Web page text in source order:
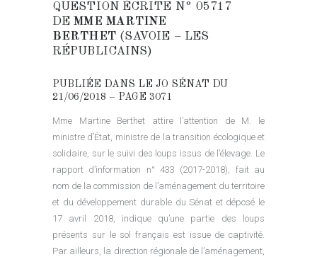
QUESTION ÉCRITE N° 05717
DEMME MARTINE
BERTHET (SAVOIE – LES
RÉPUBLICAINS)
PUBLIÉE DANS LE JO SÉNAT DU
21/06/2018 – PAGE 3071
Mme Martine Berthet attire l’attention de M. le
ministre d’État, ministre de la transition écologique et
solidaire, sur le suivi des loups issus de l’élevage. Le
rapport d’information n° 433 (2017-2018), fait au
nom de la commission de l’aménagement du territoire
et du développement durable du Sénat et déposé le
17 avril 2018, indique qu’une partie des loups
présents sur le sol français est issue de captivité.
Par ailleurs, la direction régionale de l’aménagement,